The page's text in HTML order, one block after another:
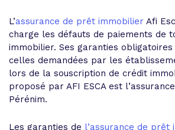
L’assurance de prêt immobilier Afi
charge les défauts de paiements de
immobilier. Ses garanties
celles demandées par les
lors de la souscription de crédit
proposé par AFI ESCA est
Pérénim.
Les garanties de l’assurance de prêt